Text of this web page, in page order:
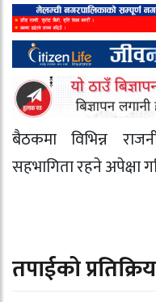
बैठकमा विभिन्न
सहभागिता रहने अपेक्षा
तपाईको